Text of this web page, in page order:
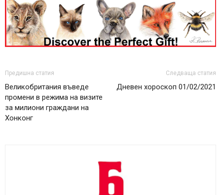
Предишна статия
Великобритания въведе
промени в режима на визите
за милиони граждани на
Хонконг
Следваща статия
Дневен хороскоп 01/02/2021